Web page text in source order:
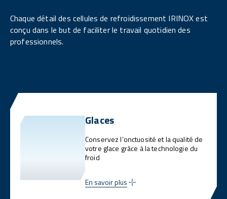
Chaque détail des cellules de refroidissement IRINOX est
conçu dans le but de faciliter le travail quotidien des
professionnels.
Glaces
Conservez l’onctuosité et la qualité de
votre glace grâce à la technologie du
froid
En savoir plus